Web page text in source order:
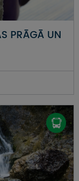
PRĀGĀ UN